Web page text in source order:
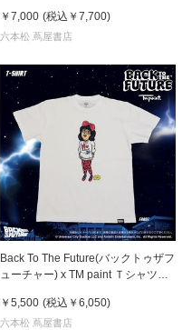
￥7,000 (税込 ￥7,700)
六本松 蔦屋書店
Back To The Future(バックトゥザフ
ューチャー) x TM paint Ｔシャツ
￥5,500 (税込 ￥6,050)
六本松 蔦屋書店